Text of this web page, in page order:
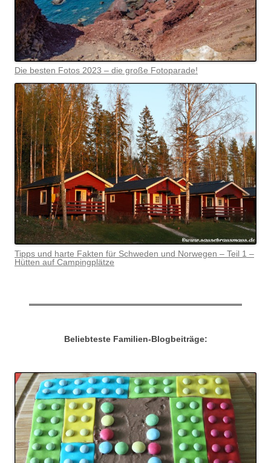
Die besten Fotos 2023 – die große Fotoparade!
Tipps und harte Fakten für Schweden und Norwegen – Teil 1 –
Hütten auf Campingplätze
Beliebteste Familien-Blogbeiträge: